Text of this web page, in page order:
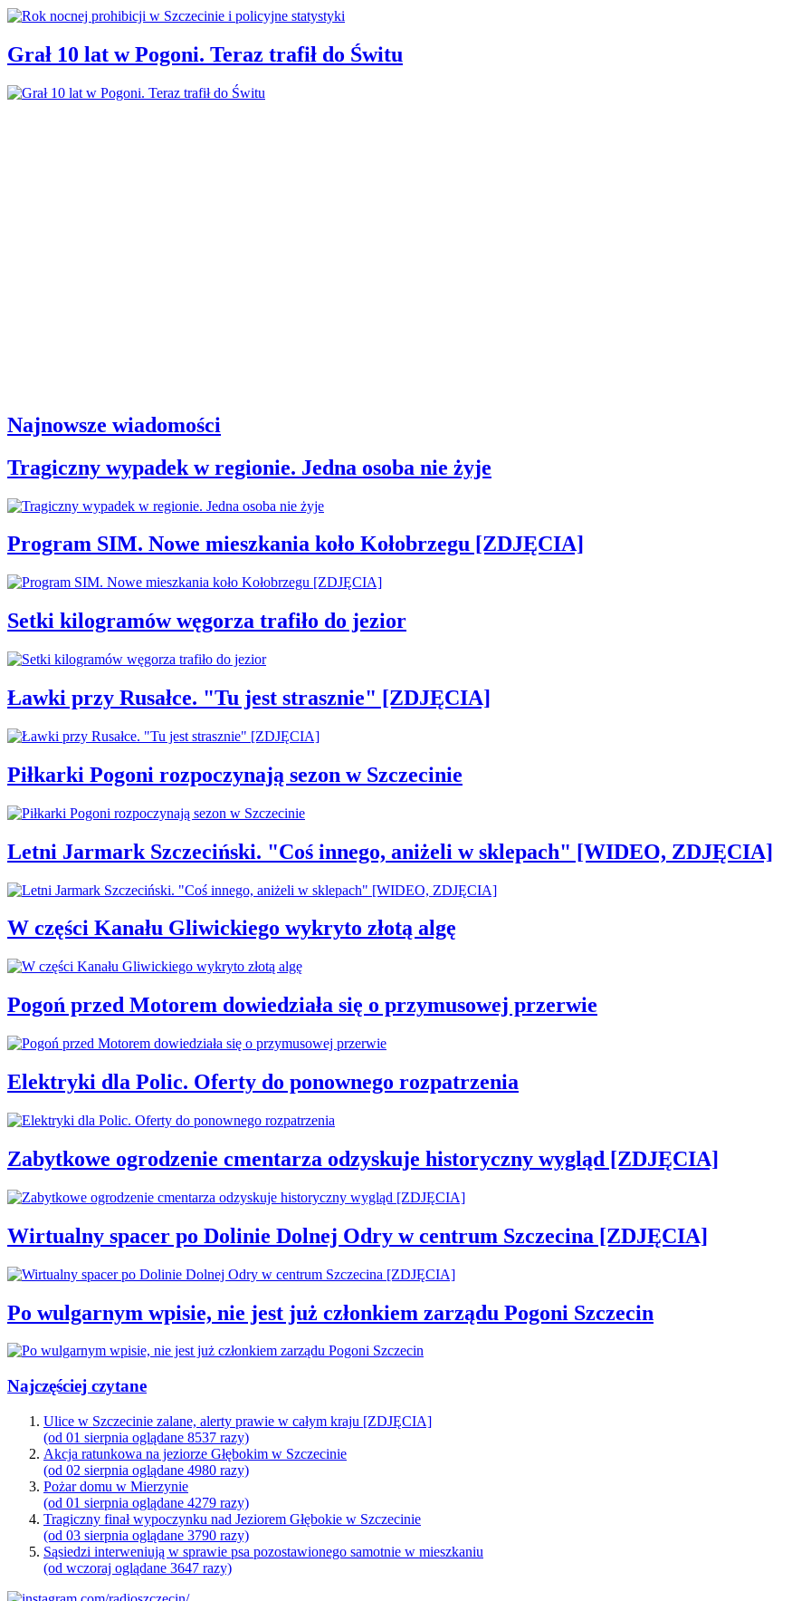
Grał 10 lat w Pogoni. Teraz trafił do Świtu
Najnowsze wiadomości
Tragiczny wypadek w regionie. Jedna osoba nie żyje
Program SIM. Nowe mieszkania koło Kołobrzegu [ZDJĘCIA]
Setki kilogramów węgorza trafiło do jezior
Ławki przy Rusałce. "Tu jest strasznie" [ZDJĘCIA]
Piłkarki Pogoni rozpoczynają sezon w Szczecinie
Letni Jarmark Szczeciński. "Coś innego, aniżeli w sklepach" [WIDEO, ZDJĘCIA]
W części Kanału Gliwickiego wykryto złotą algę
Pogoń przed Motorem dowiedziała się o przymusowej przerwie
Elektryki dla Polic. Oferty do ponownego rozpatrzenia
Zabytkowe ogrodzenie cmentarza odzyskuje historyczny wygląd [ZDJĘCIA]
Wirtualny spacer po Dolinie Dolnej Odry w centrum Szczecina [ZDJĘCIA]
Po wulgarnym wpisie, nie jest już członkiem zarządu Pogoni Szczecin
Najczęściej czytane
Ulice w Szczecinie zalane, alerty prawie w całym kraju [ZDJĘCIA]
(od 01 sierpnia oglądane 8537 razy)
Akcja ratunkowa na jeziorze Głębokim w Szczecinie
(od 02 sierpnia oglądane 4980 razy)
Pożar domu w Mierzynie
(od 01 sierpnia oglądane 4279 razy)
Tragiczny finał wypoczynku nad Jeziorem Głębokie w Szczecinie
(od 03 sierpnia oglądane 3790 razy)
Sąsiedzi interweniują w sprawie psa pozostawionego samotnie w mieszkaniu
(od wczoraj oglądane 3647 razy)